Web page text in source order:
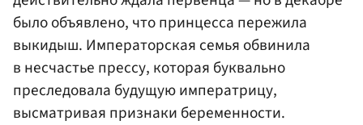
было объявлено, что принцесса пережила
выкидыш. Императорская семья обвинила
в несчастье прессу, которая буквально
преследовала будущую императрицу,
высматривая признаки беременности.